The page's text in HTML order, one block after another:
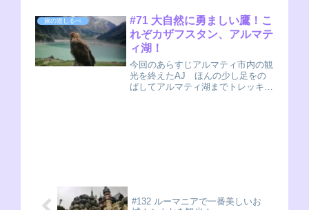
ウズベキスタンの西の果てです。前
回のヒヴァから移動してヌクスとい
う街にやってきま...
旅の道しるべ
#71 大自然に勇ましい鷹！こ
れぞカザフスタン、アルマテ
ィ湖！
今回のあらすじアルマティ市内の観
光を終えたAJ ほんの少し足をの
ばしてアルマティ湖までトレッキン
#132 ルーマニアで一番美しいお